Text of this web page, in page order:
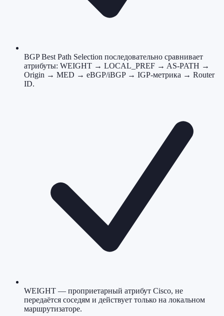
BGP Best Path Selection последовательно сравнивает
атрибуты: WEIGHT → LOCAL_PREF → AS-PATH →
Origin → MED → eBGP/iBGP → IGP-метрика → Router
ID.
WEIGHT — проприетарный атрибут Cisco, не
передаётся соседям и действует только на локальном
маршрутизаторе.